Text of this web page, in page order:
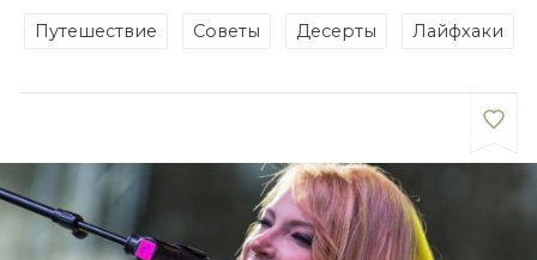
Путешествие Советы Десерты Лайфхаки